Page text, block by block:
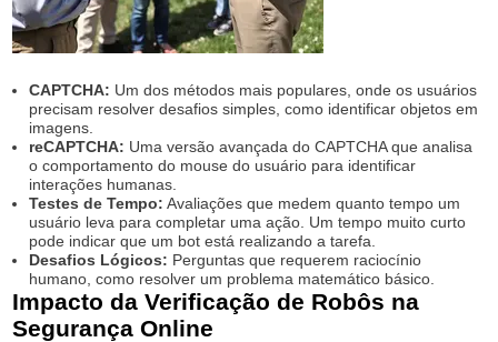
CAPTCHA: Um dos métodos mais populares, onde os usuários
precisam resolver desafios simples, como identificar objetos em
imagens.
reCAPTCHA: Uma versão avançada do CAPTCHA que analisa
o comportamento do mouse do usuário para identificar
interações humanas.
Testes de Tempo: Avaliações que medem quanto tempo um
usuário leva para completar uma ação. Um tempo muito curto
pode indicar que um bot está realizando a tarefa.
Desafios Lógicos: Perguntas que requerem raciocínio
humano, como resolver um problema matemático básico.
Impacto da Verificação de Robôs na
Segurança Online